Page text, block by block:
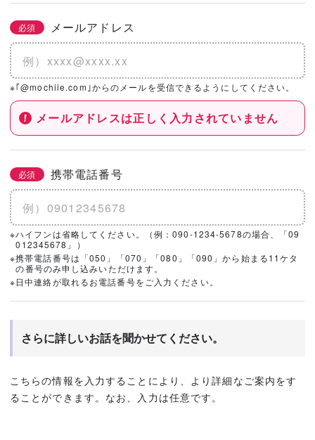
必須 メールアドレス
※｢@mochiie.com｣からのメールを受信できるようにしてください。
メールアドレスは正しく入力されていません
必須 携帯電話番号
※ハイフンは省略してください。（例：090-1234-5678の場合、「09
012345678」）
※携帯電話番号は「050」「070」「080」「090」から始まる11ケタ
の番号のみ申し込みいただけます。
※日中連絡が取れるお電話番号をご入力ください。
さらに詳しいお話を聞かせてください。
こちらの情報を入力することにより、より詳細なご案内をす
ることができます。なお、入力は任意です。